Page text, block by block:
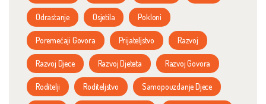
Odrastanje Osjetila Pokloni
Poremećaji Govora Prijateljstvo Razvoj
Razvoj Djece Razvoj Djeteta Razvoj Govora
Roditelji Roditeljstvo Samopouzdanje Djece